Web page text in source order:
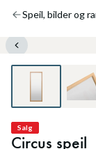
Speil, bilder og
Salg
Circus speil